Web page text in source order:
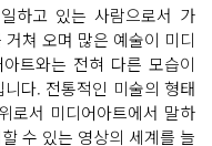
하고 있는 사람으로서 가
쳐 오며 많은 예술이 미디
트와는 전혀 다른 모습이
다. 전통적인 미술의 형태
로서 미디어아트에서 말하
수 있는 영상의 세계를 늘